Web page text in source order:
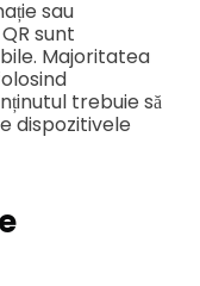
sau
sunt
Majoritatea
trebuie să
dispozitivele